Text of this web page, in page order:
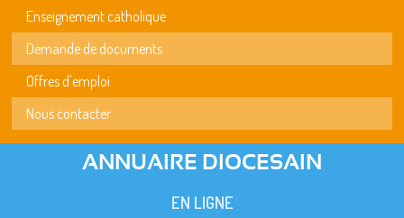
Enseignement catholique
Demande de documents
Offres d'emploi
Nous contacter
ANNUAIRE DIOCESAIN
EN LIGNE